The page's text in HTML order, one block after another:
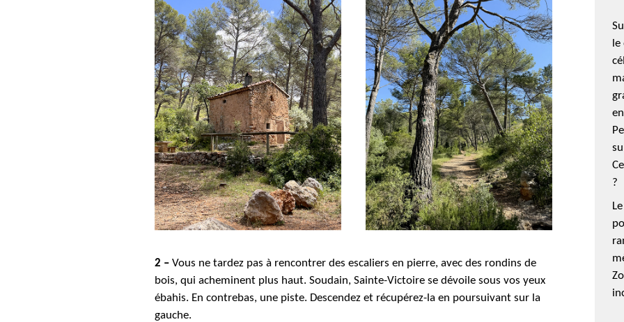
2 – Vous ne tardez pas à rencontrer des escaliers en pierre, avec des rondins de
bois, qui acheminent plus haut. Soudain, Sainte-Victoire se dévoile sous vos yeux
ébahis. En contrebas, une piste. Descendez et récupérez-la en poursuivant sur la
gauche.
?